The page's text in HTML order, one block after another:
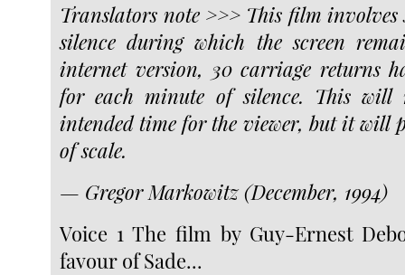
Translators note >>> This film involves
silence during which the screen
internet version, 30 carriage returns
for each minute of silence. This will
intended time for the viewer, but it will
of scale.
— Gregor Markowitz (December, 1994)
Voice 1 The film by Guy-Ernest
favour of Sade...